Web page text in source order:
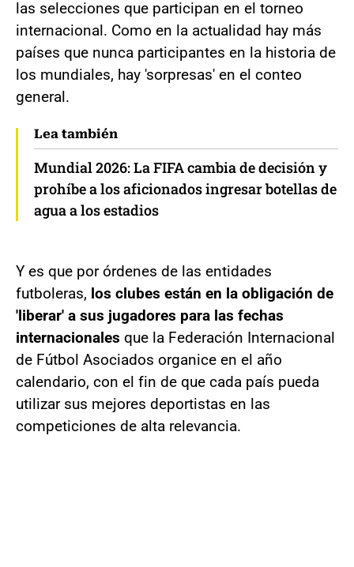
las selecciones que participan en el torneo
internacional. Como en la actualidad hay más
países que nunca participantes en la historia de
los mundiales, hay 'sorpresas' en el conteo
general.
Lea también
Mundial 2026: La FIFA cambia de decisión y
prohíbe a los aficionados ingresar botellas de
agua a los estadios
Y es que por órdenes de las entidades
futboleras, los clubes están en la obligación de
'liberar' a sus jugadores para las fechas
internacionales que la Federación Internacional
de Fútbol Asociados organice en el año
calendario, con el fin de que cada país pueda
utilizar sus mejores deportistas en las
competiciones de alta relevancia.